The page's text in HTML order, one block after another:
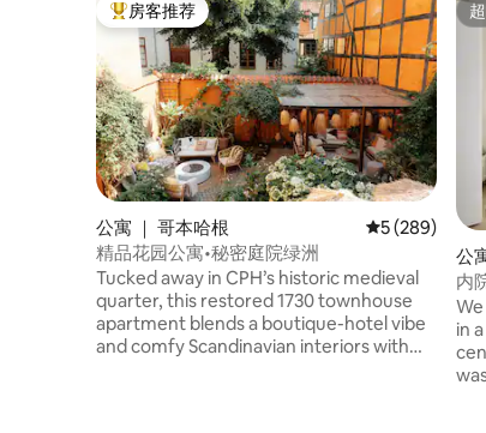
热门「房客推荐」
房客推荐
公寓 ｜ 哥本哈根 平均评分 5 分
5 (289)
精品花园公寓•秘密庭院绿洲
Tucked away in CPH’s historic medieval
quarter, this restored 1730 townhouse
apartment blends a boutique-hotel vibe
and comfy Scandinavian interiors with
公
内
in